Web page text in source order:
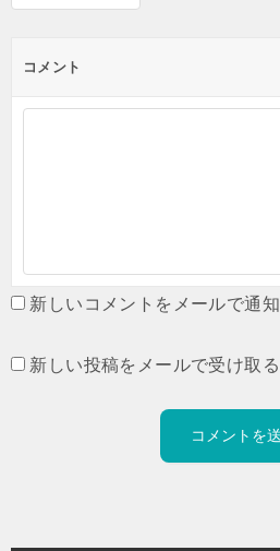
コメント
新しいコメントをメールで通知
新しい投稿をメールで受け取る